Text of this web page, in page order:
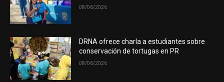
08/06/2026
DRNA ofrece charla a estudiantes sobre
conservación de tortugas en PR
08/06/2026